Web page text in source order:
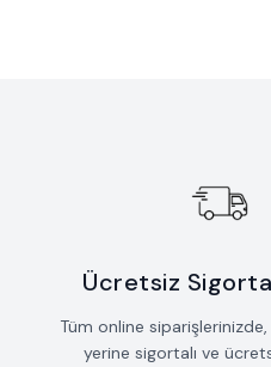
Ücretsiz
Tüm online
yerine sigortalı ve